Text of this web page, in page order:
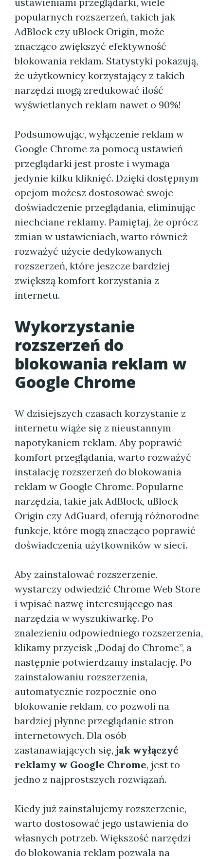
popularnych rozszerzeń, takich jak
AdBlock czy uBlock Origin, może
znacząco zwiększyć efektywność
blokowania reklam. Statystyki pokazują,
że użytkownicy korzystający z takich
narzędzi mogą zredukować ilość
wyświetlanych reklam nawet o 90%!
Podsumowując, wyłączenie reklam w
Google Chrome za pomocą ustawień
przeglądarki jest proste i wymaga
jedynie kilku kliknięć. Dzięki dostępnym
opcjom możesz dostosować swoje
doświadczenie przeglądania, eliminując
niechciane reklamy. Pamiętaj, że oprócz
zmian w ustawieniach, warto również
rozważyć użycie dedykowanych
rozszerzeń, które jeszcze bardziej
zwiększą komfort korzystania z
internetu.
Wykorzystanie
rozszerzeń do
blokowania reklam w
Google Chrome
W dzisiejszych czasach korzystanie z
internetu wiąże się z nieustannym
napotykaniem reklam. Aby poprawić
komfort przeglądania, warto rozważyć
instalację rozszerzeń do blokowania
reklam w Google Chrome. Popularne
narzędzia, takie jak AdBlock, uBlock
Origin czy AdGuard, oferują różnorodne
funkcje, które mogą znacząco poprawić
doświadczenia użytkowników w sieci.
Aby zainstalować rozszerzenie,
wystarczy odwiedzić Chrome Web Store
i wpisać nazwę interesującego nas
narzędzia w wyszukiwarkę. Po
znalezieniu odpowiedniego rozszerzenia,
klikamy przycisk „Dodaj do Chrome”, a
następnie potwierdzamy instalację. Po
zainstalowaniu rozszerzenia,
automatycznie rozpocznie ono
blokowanie reklam, co pozwoli na
bardziej płynne przeglądanie stron
internetowych. Dla osób
zastanawiających się, jak wyłączyć
reklamy w Google Chrome, jest to
jedno z najprostszych rozwiązań.
Kiedy już zainstalujemy rozszerzenie,
warto dostosować jego ustawienia do
własnych potrzeb. Większość narzędzi
do blokowania reklam pozwala na